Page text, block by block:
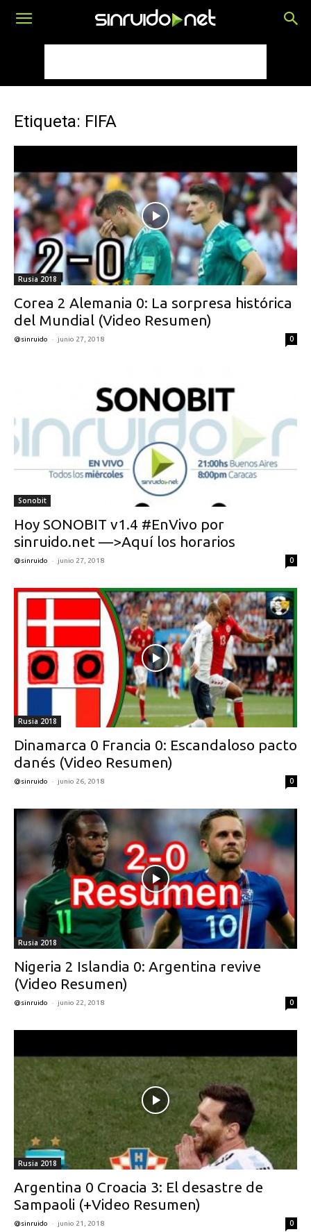
Etiqueta: FIFA
Rusia 2018
Corea 2 Alemania 0: La sorpresa histórica
del Mundial (Video Resumen)
@sinruido - junio 27, 2018 0
Sonobit
Hoy SONOBIT v1.4 #EnVivo por
sinruido.net —>Aquí los horarios
@sinruido - junio 27, 2018 0
Rusia 2018
Dinamarca 0 Francia 0: Escandaloso pacto
danés (Video Resumen)
@sinruido - junio 26, 2018 0
Rusia 2018
Nigeria 2 Islandia 0: Argentina revive
(Video Resumen)
@sinruido - junio 22, 2018 0
Rusia 2018
Argentina 0 Croacia 3: El desastre de
Sampaoli (+Video Resumen)
@sinruido - junio 21, 2018 0